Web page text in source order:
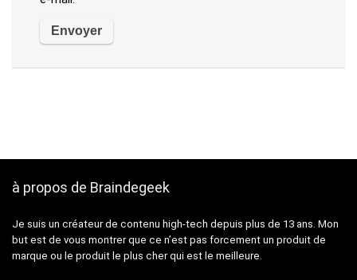
à propos de Braindegeek
Je suis un créateur de contenu high-tech depuis plus de 13 ans. Mon
but est de vous montrer que ce n’est pas forcement un produit de
marque ou le produit le plus cher qui est le meilleure.